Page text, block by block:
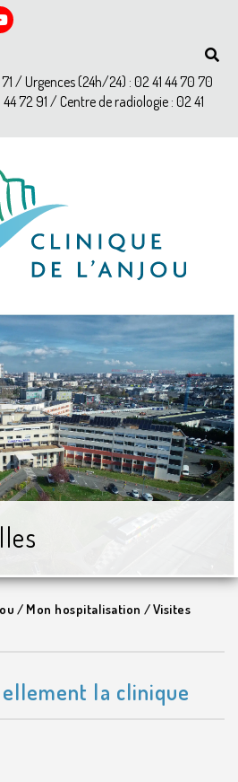
/ Urgences (24h/24) : 02 41 44 70 70
72 91 / Centre de radiologie : 02 41
/ Mon hospitalisation /Visites
la clinique